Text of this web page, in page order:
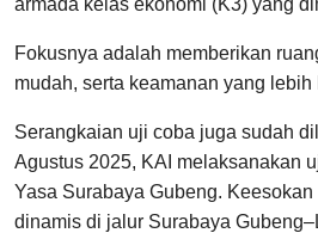
armada kelas ekonomi (K3) yang
Fokusnya adalah memberikan
mudah, serta keamanan yang
Serangkaian uji coba juga sudah
Agustus 2025, KAI melaksanakan
Yasa Surabaya Gubeng.
dinamis di jalur Surabaya